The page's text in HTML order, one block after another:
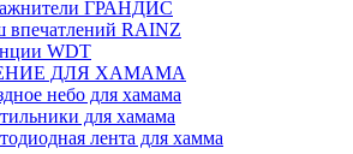
ГРАНДИС
впечатлений RAINZ
WDT
ДЛЯ ХАМАМА
небо для хамама
для хамама
лента для хамма